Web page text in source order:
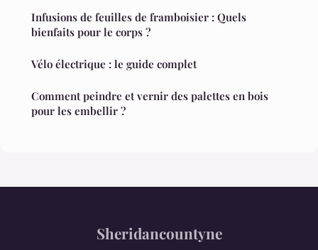
Infusions de feuilles de framboisier : Quels
bienfaits pour le corps ?
Vélo électrique : le guide complet
Comment peindre et vernir des palettes en bois
pour les embellir ?
Sheridancountyne